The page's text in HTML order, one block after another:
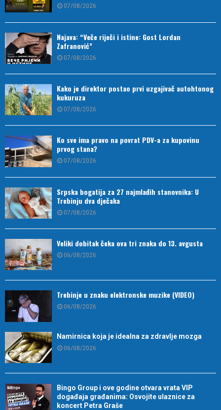
07/08/2026
Najava: “Veče riječi i istine: Gost Lordan
Zafranović”
07/08/2026
Kako je direktor postao prvi uzgajivač autohtonog
kukuruza
07/08/2026
Ko sve ima pravo na povrat PDV-a za kupovinu
prvog stana?
07/08/2026
Srpska bogatija za 27 najmlađih stanovnika: U
Trebinju dva dječaka
07/08/2026
Veliki dobitak čeka ova tri znaka do 13. avgusta
06/08/2026
Trebinje u znaku elektronske muzike (VIDEO)
06/08/2026
Namirnica koja je idealna za zdravlje mozga
06/08/2026
Bingo Group i ove godine otvara vrata VIP
događaja građanima: Osvojite ulaznice za
koncert Petra Graše